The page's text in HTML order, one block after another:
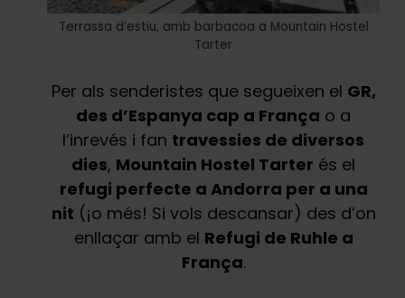
Terrassa d’estiu, amb barbacoa a Mountain Hostel
Tarter
Per als senderistes que segueixen el GR,
des d’Espanya cap a França o a
l’inrevés i fan travessies de diversos
dies, Mountain Hostel Tarter és el
refugi perfecte a Andorra per a una
nit (¡o més! Si vols descansar) des d’on
enllaçar amb el Refugi de Ruhle a
França.